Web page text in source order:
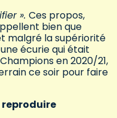
». Ces propos,
bien que
malgré la supériorité
écurie qui était
en 2020/21,
ce soir pour faire
reproduire